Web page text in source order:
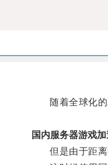
随着全球化的
国内服务器游戏
但是由于距离